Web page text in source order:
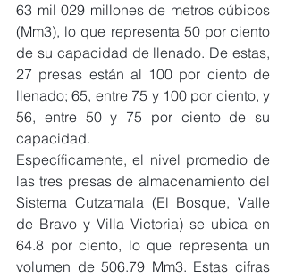
63 mil 029 millones de metros cúbicos
(Mm3), lo que representa 50 por ciento
de su capacidad de llenado. De estas,
27 presas están al 100 por ciento de
llenado; 65, entre 75 y 100 por ciento, y
56, entre 50 y 75 por ciento de su
capacidad.
Específicamente, el nivel promedio de
las tres presas de almacenamiento del
Sistema Cutzamala (El Bosque, Valle
de Bravo y Villa Victoria) se ubica en
64.8 por ciento, lo que representa un
volumen de 506.79 Mm3. Estas cifras